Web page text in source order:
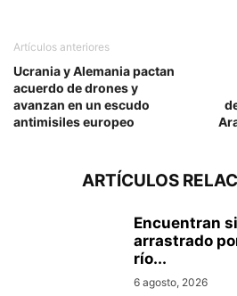
Artículos anteriores
Ucrania y Alemania pactan
acuerdo de drones y
avanzan en un escudo
antimisiles europeo
ARTÍCULOS
Encuentran
arrastrado
río...
6 agosto, 2026